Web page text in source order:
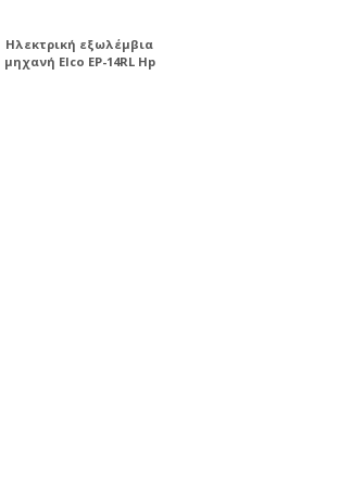
Ηλεκτρική εξωλέμβια
μηχανή Elco EP-14RL Hp